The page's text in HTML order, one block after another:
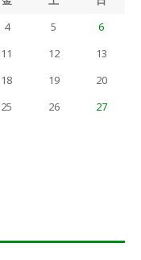
4 5
6
11 12
13
18 19
20
25 26
27